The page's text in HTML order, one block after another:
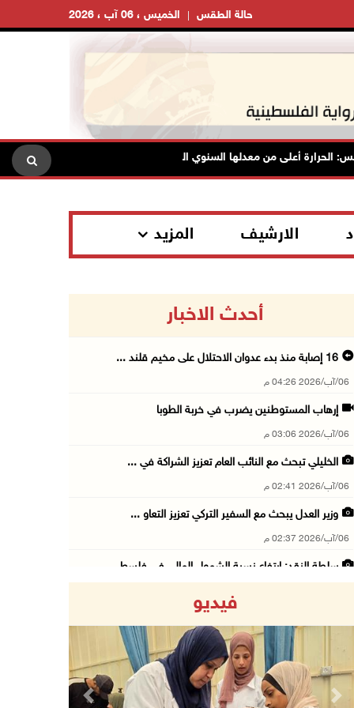
الخميس ، 06 آب ، 2026 حالة الطقس
أعلى من معدلها السنوي العام الاحتلال يقتحم قلقيلية
الارشيف المزيد
أحدث الاخبار
16 إصابة منذ بدء عدوان الاحتلال على مخيم قلند ...
06/آب/2026 04:26 م
إرهاب المستوطنين يضرب في خربة الطوبا
06/آب/2026 03:06 م
الخليلي تبحث مع النائب العام تعزيز الشراكة في ...
06/آب/2026 02:41 م
وزير العدل يبحث مع السفير التركي تعزيز التعاو ...
06/آب/2026 02:37 م
سلطة النقد: ارتفاع نسبة الشمول المالي في فلسط ...
وزراء خارجية 8 دول عربية وإسلامية يدينون الان ...
06/آب/2026 02:17 م
فيديو
Previous Next